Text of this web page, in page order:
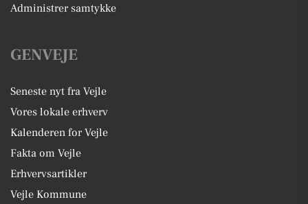
Administrer samtykke
GENVEJE
Seneste nyt fra Vejle
Vores lokale erhverv
Kalenderen for Vejle
Fakta om Vejle
Erhvervsartikler
Vejle Kommune